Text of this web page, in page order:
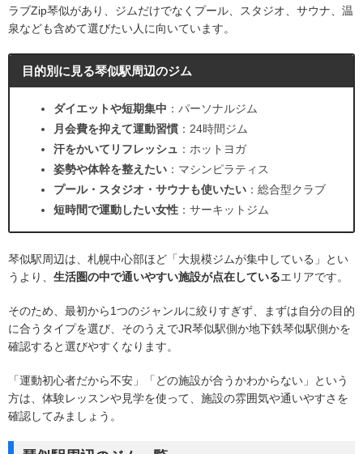
ラブZip琴似があり、ジムだけでなくプール、スタジオ、サウナ、温
泉なども含めて選びたい人に向いています。
目的別に見る琴似駅周辺のジム
ダイエットや短期集中 ：パーソナルジム
月会費を抑えて運動習慣 ：24時間ジム
汗をかいてリフレッシュ ：ホットヨガ
姿勢や体幹を整えたい ：マシンピラティス
プール・スタジオ・サウナも使いたい ：総合型クラブ
短時間で運動したい女性 ：サーキットジム
琴似駅周辺は、札幌中心部ほど「大規模ジムが集中している」とい
うより、 生活圏の中で通いやすい施設が点在しているエリアです。
そのため、最初から1つのジャンルに絞りすぎず、まずは自分の目的
に合うタイプを選び、そのうえでJR琴似駅側か地下鉄琴似駅側かを
確認すると選びやすくなります。
「運動初心者だから不安」「どの施設が合うかわからない」という
方は、体験レッスンや見学を使って、施設の雰囲気や通いやすさを
確認してみましょう。